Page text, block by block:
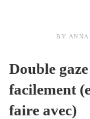
BY ANNA
Double
facilement
faire avec)